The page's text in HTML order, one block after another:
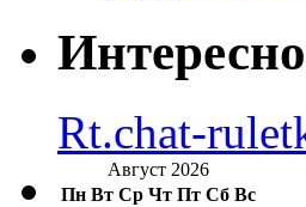
Rt.chat-
Август 2026
Пн Вт Ср Чт Пт Сб Вс